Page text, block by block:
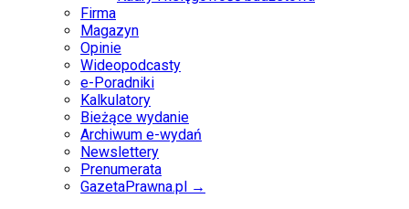
Firma
Magazyn
Opinie
Wideopodcasty
e-Poradniki
Kalkulatory
Bieżące wydanie
Archiwum e-wydań
Newslettery
Prenumerata
GazetaPrawna.pl →